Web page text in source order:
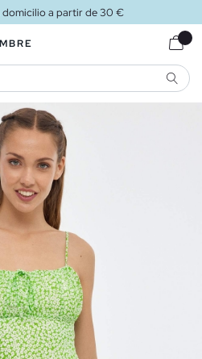
a partir de 30 €